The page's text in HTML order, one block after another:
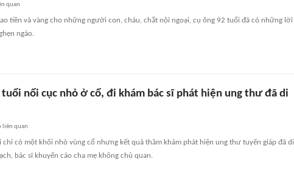
quan
tiền và vàng cho những người con, cháu, chắt nội ngoại, cụ ông 92 tuổi đã có những lời
ngào.
tuổi nổi cục nhỏ ở cổ, đi khám bác sĩ phát hiện ung thư đã di
liên quan
chỉ có một khối nhỏ vùng cổ nhưng kết quả thăm khám phát hiện ung thư tuyến giáp đã di
bác sĩ khuyến cáo cha mẹ không chủ quan.